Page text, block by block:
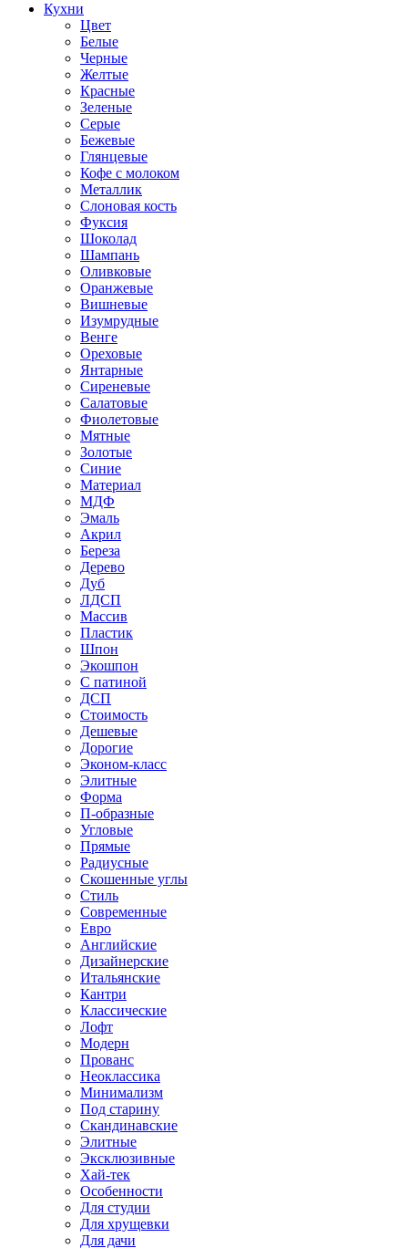
Кухни
Цвет
Белые
Черные
Желтые
Красные
Зеленые
Серые
Бежевые
Глянцевые
Кофе с молоком
Металлик
Слоновая кость
Фуксия
Шоколад
Шампань
Оливковые
Оранжевые
Вишневые
Изумрудные
Венге
Ореховые
Янтарные
Сиреневые
Салатовые
Фиолетовые
Мятные
Золотые
Синие
Материал
МДФ
Эмаль
Акрил
Береза
Дерево
Дуб
ЛДСП
Массив
Пластик
Шпон
Экошпон
С патиной
ДСП
Стоимость
Дешевые
Дорогие
Эконом-класс
Элитные
Форма
П-образные
Угловые
Прямые
Радиусные
Скошенные углы
Стиль
Современные
Евро
Английские
Дизайнерские
Итальянские
Кантри
Классические
Лофт
Модерн
Прованс
Неоклассика
Минимализм
Под старину
Скандинавские
Элитные
Эксклюзивные
Хай-тек
Особенности
Для студии
Для хрущевки
Для дачи